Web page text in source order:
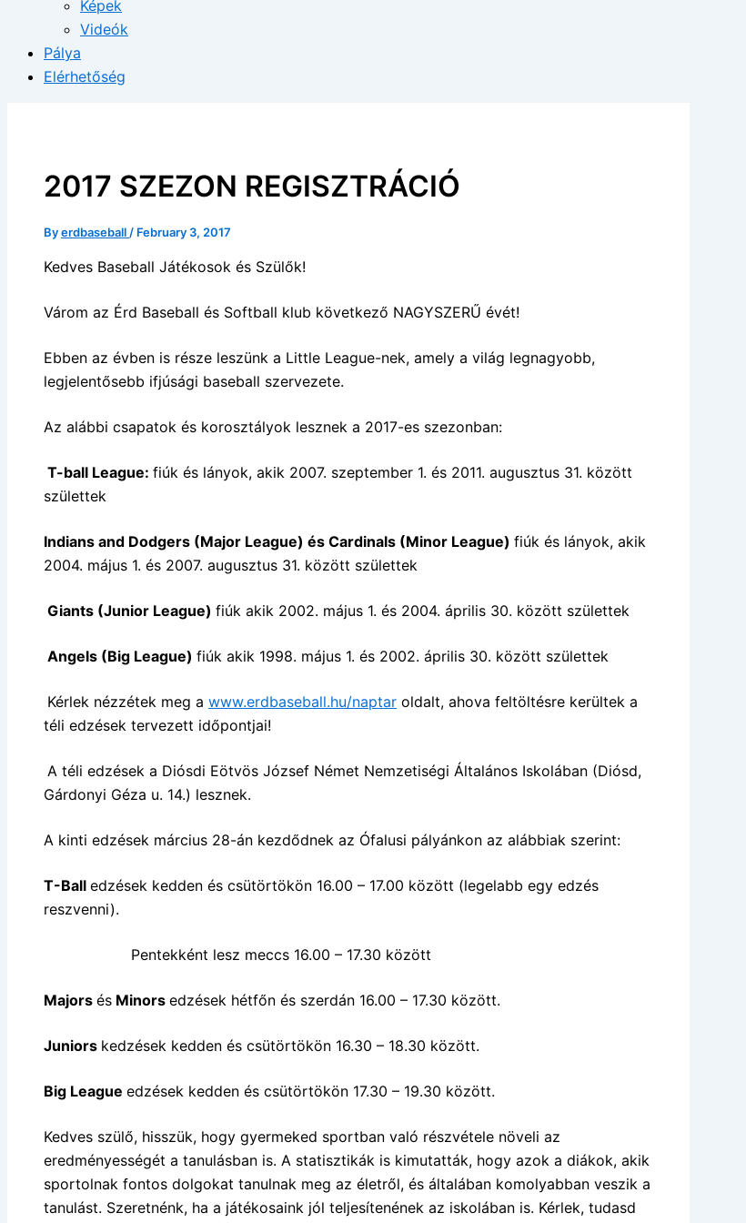
Képek
Videók
Pálya
Elérhetőség
2017 SZEZON REGISZTRÁCIÓ
Byerdbaseball / February 3, 2017
Kedves Baseball Játékosok és Szülők!
Várom az Érd Baseball és Softball klub következő NAGYSZERŰ évét!
Ebben az évben is része leszünk a Little League-nek, amely a világ legnagyobb,
legjelentősebb ifjúsági baseball szervezete.
Az alábbi csapatok és korosztályok lesznek a 2017-es szezonban:
T-ball League: fiúk és lányok, akik 2007. szeptember 1. és 2011. augusztus 31. között
születtek
Indians and Dodgers (Major League) és Cardinals (Minor League) fiúk és lányok, akik
2004. május 1. és 2007. augusztus 31. között születtek
Giants (Junior League) fiúk akik 2002. május 1. és 2004. április 30. között születtek
Angels (Big League) fiúk akik 1998. május 1. és 2002. április 30. között születtek
Kérlek nézzétek meg a www.erdbaseball.hu/naptar oldalt, ahova feltöltésre kerültek a
téli edzések tervezett időpontjai!
A téli edzések a Diósdi Eötvös József Német Nemzetiségi Általános Iskolában (Diósd,
Gárdonyi Géza u. 14.) lesznek.
A kinti edzések március 28-án kezdődnek az Ófalusi pályánkon az alábbiak szerint:
T-Ball edzések kedden és csütörtökön 16.00 – 17.00 között (legelabb egy edzés
reszvenni).
Pentekként lesz meccs 16.00 – 17.30 között
Majors és Minors edzések hétfőn és szerdán 16.00 – 17.30 között.
Juniors kedzések kedden és csütörtökön 16.30 – 18.30 között.
Big League edzések kedden és csütörtökön 17.30 – 19.30 között.
Kedves szülő, hisszük, hogy gyermeked sportban való részvétele növeli az
eredményességét a tanulásban is. A statisztikák is kimutatták, hogy azok a diákok, akik
sportolnak fontos dolgokat tanulnak meg az életről, és általában komolyabban veszik a
tanulást. Szeretnénk, ha a játékosaink jól teljesítenének az iskolában is. Kérlek, tudasd